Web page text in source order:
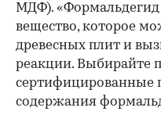
МДФ).
вещество, которое
древесных плит и
реакции. Выбирайте
сертифицированные
содержания